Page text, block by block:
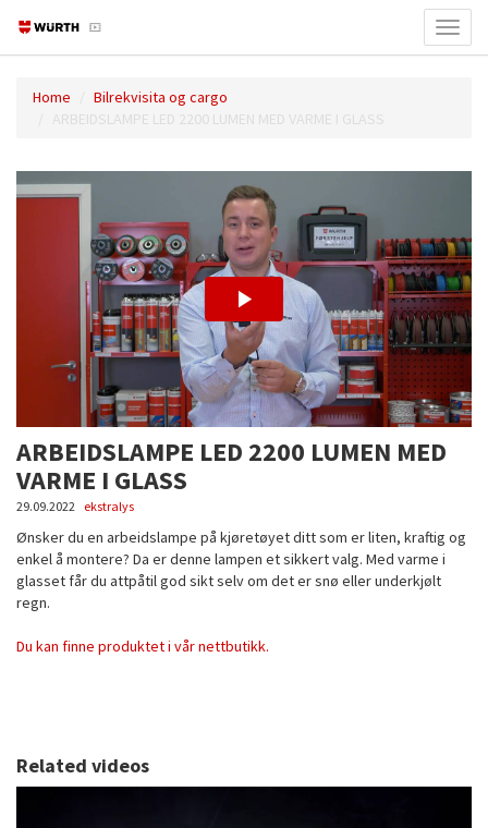
Home
Bilrekvisita og cargo
ARBEIDSLAMPE LED 2200 LUMEN MED VARME I GLASS
ARBEIDSLAMPE LED 2200 LUMEN MED
VARME I GLASS
29.09.2022 ekstralys
Ønsker du en arbeidslampe på kjøretøyet ditt som er liten, kraftig og
enkel å montere? Da er denne lampen et sikkert valg. Med varme i
glasset får du attpåtil god sikt selv om det er snø eller underkjølt
regn.
Du kan finne produktet i vår nettbutikk.
Related videos